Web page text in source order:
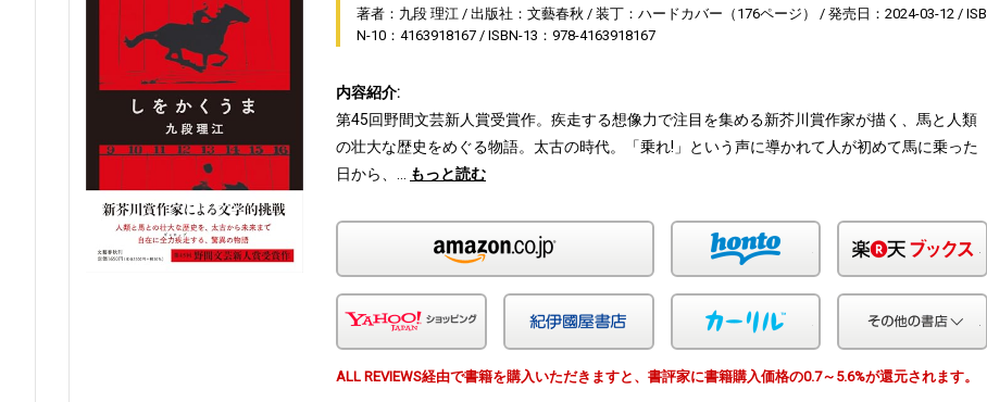
著者：九段 理江 出版社：文藝春秋 装丁：ハードカバー（176ページ） 発売日：2024-03-12
ISB
N-10：4163918167
ISBN-13：978-4163918167
内容紹介:
第45回野間文芸新人賞受賞作。疾走する想像力で注目を集める新芥川賞作家が描く、馬と人類
の壮大な歴史をめぐる物語。太古の時代。「乗れ!」という声に導かれて人が初めて馬に乗った
日から、… もっと読む
honto
Yahoo!ショッピング 紀伊国屋 カーリル
ALL REVIEWS経由で書籍を購入いただきますと、書評家に書籍購入価格の0.7～5.6%が還元されます。